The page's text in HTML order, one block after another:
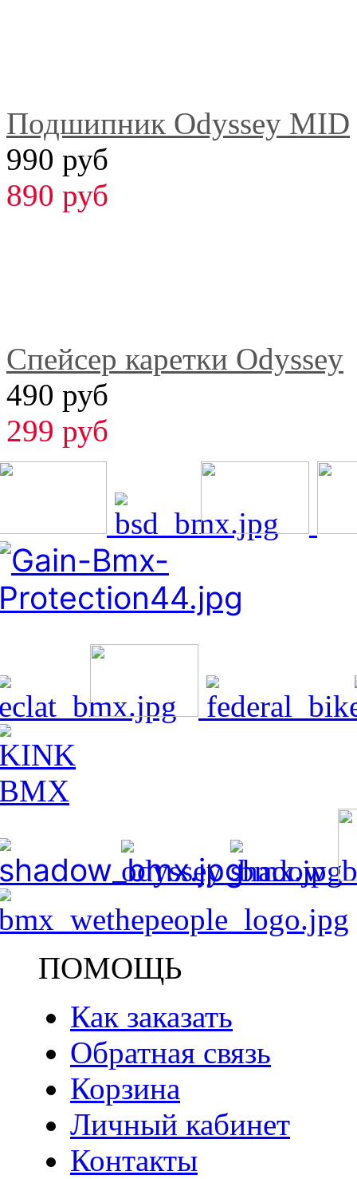
Подшипник Odyssey MID
990 руб
890 руб
Спейсер каретки Odyssey
490 руб
299 руб
ПОМОЩЬ
Как заказать
Обратная связь
Корзина
Личный кабинет
Контакты